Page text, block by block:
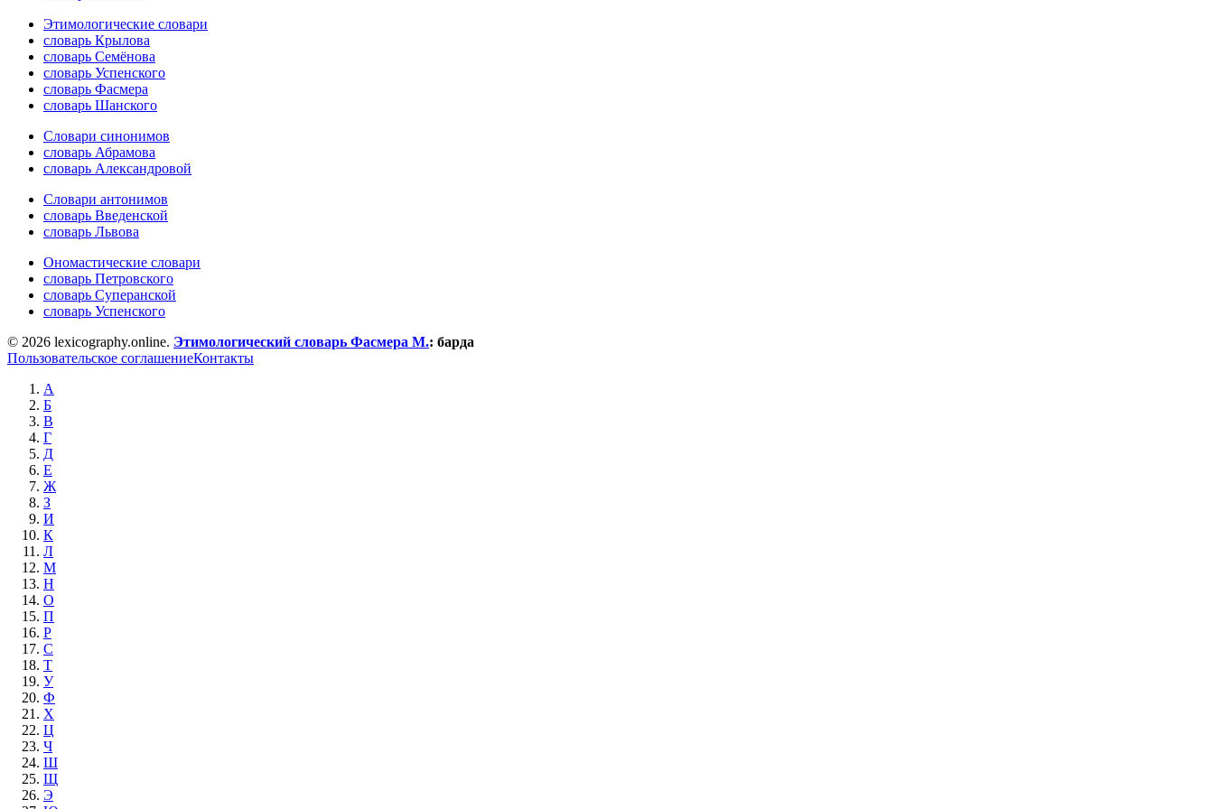
Этимологические словари
словарь Крылова
словарь Семёнова
словарь Успенского
словарь Фасмера
словарь Шанского
Словари синонимов
словарь Абрамова
словарь Александровой
Словари антонимов
словарь Введенской
словарь Львова
Ономастические словари
словарь Петровского
словарь Суперанской
словарь Успенского
© 2026 lexicography.online. Этимологический словарь Фасмера М.: барда
Пользовательское соглашениеКонтакты
А
Б
В
Г
Д
Е
Ж
З
И
К
Л
М
Н
О
П
Р
С
Т
У
Ф
Х
Ц
Ч
Ш
Щ
Э